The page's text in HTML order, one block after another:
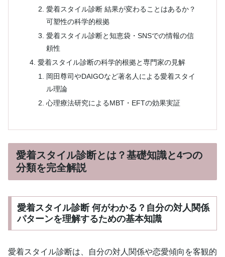
愛着スタイル診断 結果が変わることはあるか？
可塑性の科学的根拠
愛着スタイル診断と知恵袋・SNSでの情報の信
頼性
愛着スタイル診断の科学的根拠と専門家の見解
岡田尊司やDAIGOなど著名人による愛着スタイ
ル理論
心理療法研究によるMBT・EFTの効果実証
愛着スタイル診断とは？基礎知識と4つの
分類を完全解説
愛着スタイル診断 何がわかる？自分の対人関係
パターンを理解するための基本知識
愛着スタイル診断は、自分の対人関係や恋愛傾向を客観的